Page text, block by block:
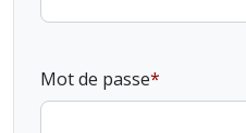
Mot de passe